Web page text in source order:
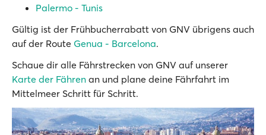
Palermo - Tunis
Gültig ist der Frühbucherrabatt von GNV übrigens auch
auf der Route Genua - Barcelona.
Schaue dir alle Fährstrecken von GNV auf unserer
Karte der Fähren an und plane deine Fährfahrt im
Mittelmeer Schritt für Schritt.